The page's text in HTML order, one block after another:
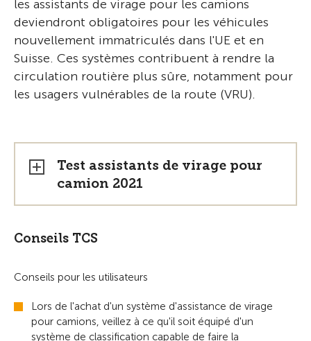
les assistants de virage pour les camions
deviendront obligatoires pour les véhicules
nouvellement immatriculés dans l'UE et en
Suisse. Ces systèmes contribuent à rendre la
circulation routière plus sûre, notamment pour
les usagers vulnérables de la route (VRU).
Test assistants de virage pour
camion 2021
Conseils TCS
Conseils pour les utilisateurs
Lors de l'achat d'un système d'assistance de virage
pour camions, veillez à ce qu'il soit équipé d'un
système de classification capable de faire la